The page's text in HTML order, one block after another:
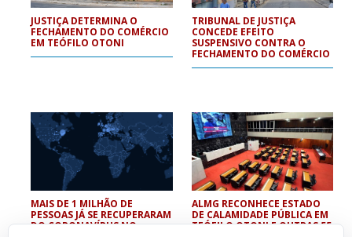
JUSTIÇA DETERMINA O
FECHAMENTO DO COMÉRCIO
EM TEÓFILO OTONI
TRIBUNAL DE JUSTIÇA
CONCEDE EFEITO
SUSPENSIVO CONTRA O
FECHAMENTO DO COMÉRCIO
MAIS DE 1 MILHÃO DE
PESSOAS JÁ SE RECUPERARAM
DO CORONAVÍRUS NO
ALMG RECONHECE ESTADO
DE CALAMIDADE PÚBLICA EM
TEÓFILO OTONI E OUTRAS 55